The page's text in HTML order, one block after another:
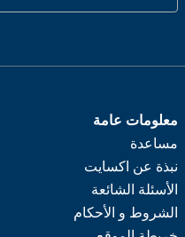
معلومات عامة
مساعدة
نبذة عن اكسايت
الأسئلة الشائعة
الشروط و الأحكام